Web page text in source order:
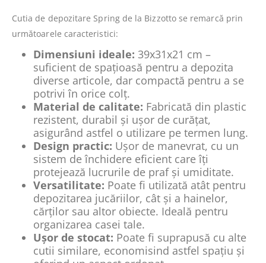
Cutia de depozitare Spring de la Bizzotto se remarcă prin
următoarele caracteristici:
Dimensiuni ideale: 39x31x21 cm –
suficient de spațioasă pentru a depozita
diverse articole, dar compactă pentru a se
potrivi în orice colț.
Material de calitate: Fabricată din plastic
rezistent, durabil și ușor de curățat,
asigurând astfel o utilizare pe termen lung.
Design practic: Ușor de manevrat, cu un
sistem de închidere eficient care îți
protejează lucrurile de praf și umiditate.
Versatilitate: Poate fi utilizată atât pentru
depozitarea jucăriilor, cât și a hainelor,
cărților sau altor obiecte. Ideală pentru
organizarea casei tale.
Ușor de stocat: Poate fi suprapusă cu alte
cutii similare, economisind astfel spațiu și